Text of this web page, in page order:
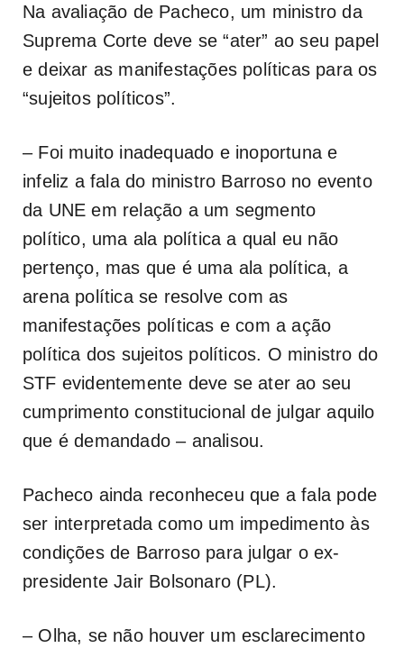
Na avaliação de Pacheco, um ministro da
Suprema Corte deve se “ater” ao seu papel
e deixar as manifestações políticas para os
“sujeitos políticos”.
– Foi muito inadequado e inoportuna e
infeliz a fala do ministro Barroso no evento
da UNE em relação a um segmento
político, uma ala política a qual eu não
pertenço, mas que é uma ala política, a
arena política se resolve com as
manifestações políticas e com a ação
política dos sujeitos políticos. O ministro do
STF evidentemente deve se ater ao seu
cumprimento constitucional de julgar aquilo
que é demandado – analisou.
Pacheco ainda reconheceu que a fala pode
ser interpretada como um impedimento às
condições de Barroso para julgar o ex-
presidente Jair Bolsonaro (PL).
– Olha, se não houver um esclarecimento